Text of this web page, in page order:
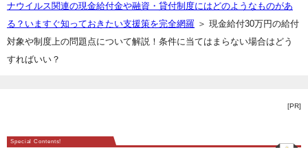
ナウイルス関連の現金給付金や融資・貸付制度にはどのようなものがあ
る？いますぐ知っておきたい支援策を完全網羅 ＞ 現金給付30万円の給付
対象や制度上の問題点について解説！条件に当てはまらない場合はどう
すればいい？
[PR]